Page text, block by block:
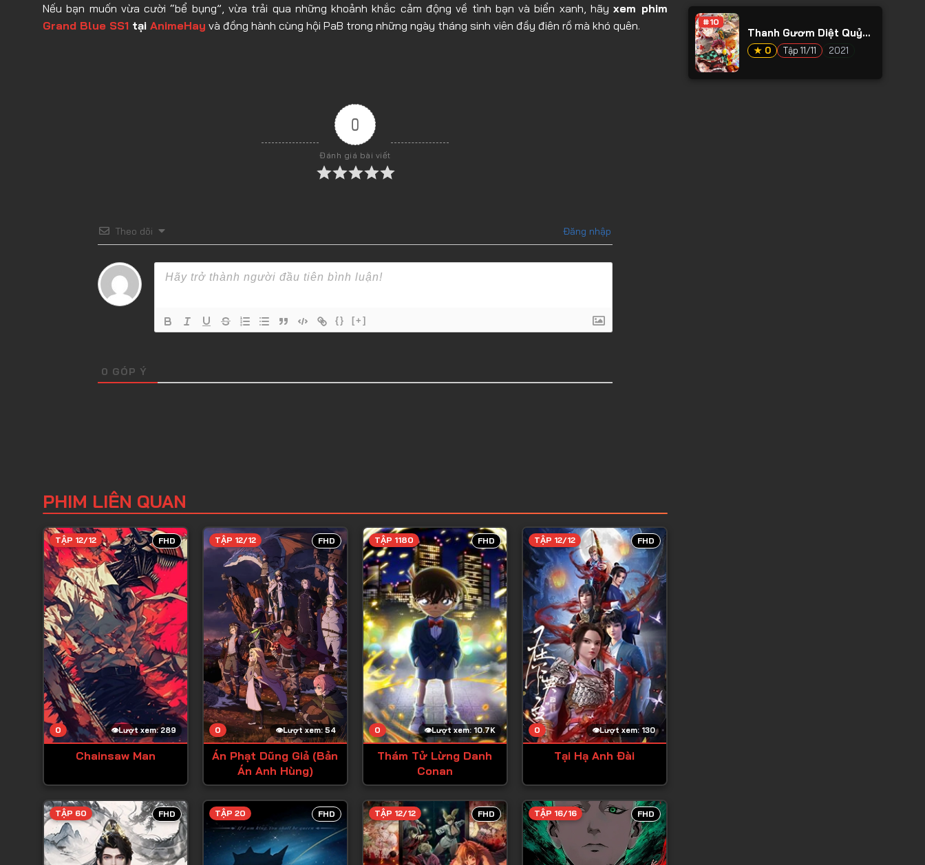
Nếu bạn muốn vừa cười “bể bụng”, vừa trải qua những khoảnh khắc cảm động về tình bạn và biển xanh, hãyxem phim
Grand Blue SS1 tại AnimeHay và đồng hành cùng hội PaB trong những ngày tháng sinh viên đầy điên rồ mà khó quên.
0
Đánh giá bài viết
Theo dõi Đăng nhập
{} [+]
0 GÓP Ý
PHIM LIÊN QUAN
FHD
Lượt xem: 289
0
TẬP 12/12
Chainsaw Man
FHD
Lượt xem: 54
0
TẬP 12/12
Án Phạt Dũng Giả (Bản
Án Anh Hùng)
FHD
Lượt xem: 10.7K
0
TẬP 1180
Thám Tử Lừng Danh
Conan
FHD
Lượt xem: 130
0
TẬP 12/12
Tại Hạ Anh Đài
FHD
TẬP 60 FHD
TẬP 20 FHD
TẬP 12/12 FHD
TẬP 16/16
#10
Thanh Gươm Diệt Quỷ
Phần 2
★ 0 Tập 11/11 2021